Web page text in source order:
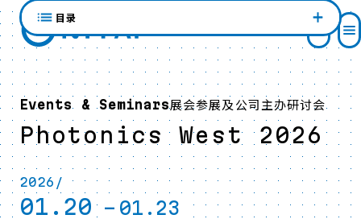
Events & Seminars展会参展及公司主办研讨会
Photonics West 2026
2026/
01.20 - 01.23
目录